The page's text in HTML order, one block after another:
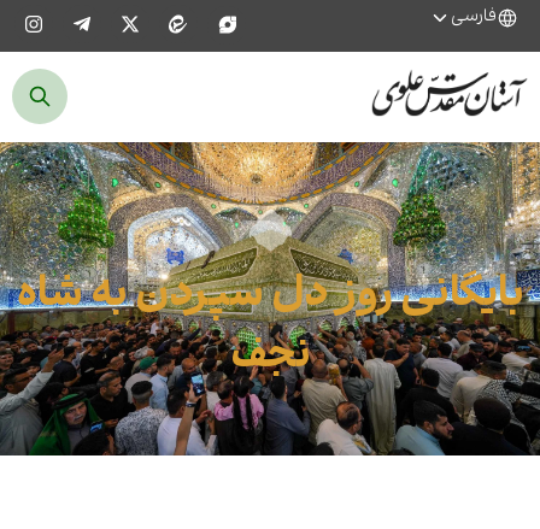
فارسی
بایگانی روز دل سپردن به شاه
نجف